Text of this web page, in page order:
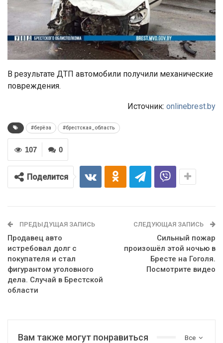
В результате ДТП автомобили получили механические
повреждения.
Источник: onlinebrest.by
#берёза #брестская_область
0
107
Поделится
ПРЕДЫДУЩАЯ ЗАПИСЬ
Продавец авто
истребовал долг с
покупателя и стал
фигурантом уголовного
дела. Случай в Брестской
области
СЛЕДУЮЩАЯ ЗАПИСЬ
Сильный пожар
произошёл этой ночью в
Бресте на Гоголя.
Посмотрите видео
Все
Вам также могут понравиться